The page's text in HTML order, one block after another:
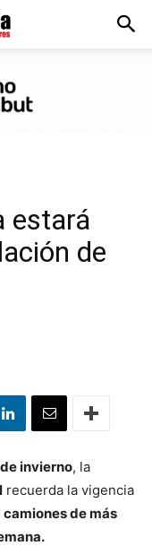
estará
de
invierno, la
recuerda la vigencia
de más